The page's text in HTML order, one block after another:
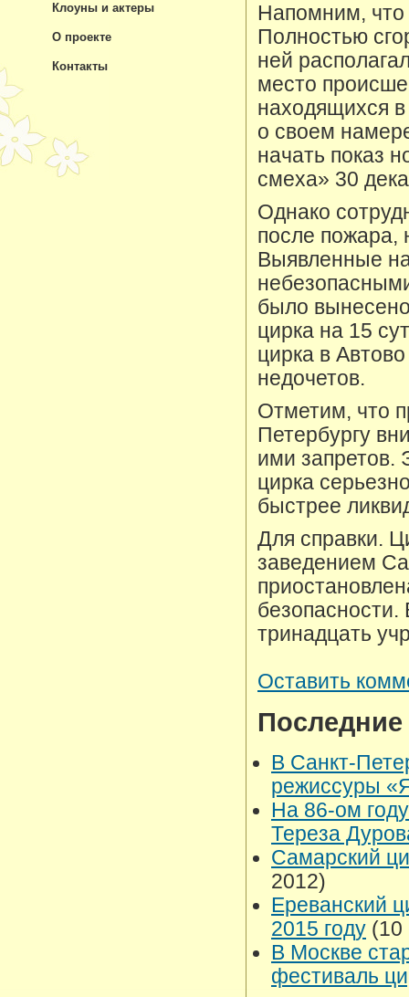
Напомним, что
Полностью
ней
место
находящихся
о своем
начать показ
смеха» 30
Однако
после пожара,
Выявленные
было
цирка на 15
цирка в
недочетов.
Отметим, что
Петербургу
ими запретов.
цирка
быстрее
Для справки.
заведением
безопасности.
тринадцать
Оставить
В Санкт-
режиссуры
На 86-ом
Тереза
Самарский
2012)
Ереванский
2015 году (10
В Москве
фестиваль
Клоуны и актеры
О проекте
Контакты